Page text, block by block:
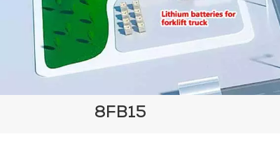
8FB15